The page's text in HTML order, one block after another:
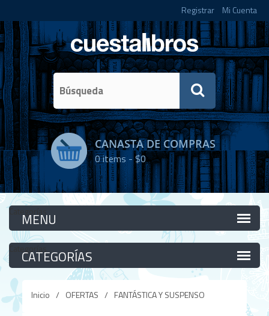
Registrar Mi Cuenta
CANASTA DE COMPRAS
0items -$0
Categorías
Categorías
Inicio / OFERTAS / FANTÁSTICA Y SUSPENSO